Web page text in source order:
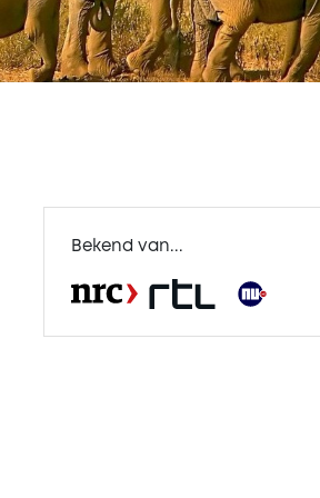
Bekend van...